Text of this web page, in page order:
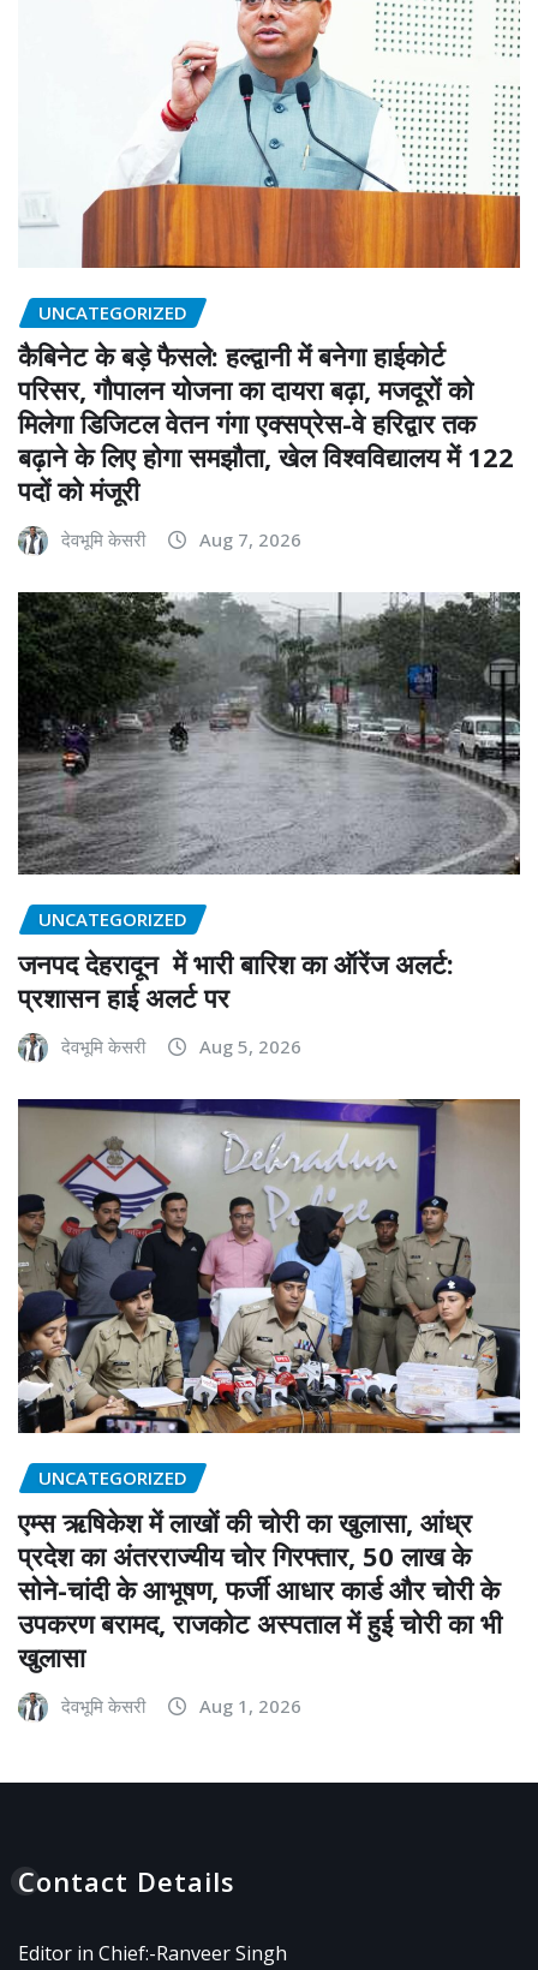
UNCATEGORIZED
कैबिनेट के बड़े फैसले: हल्द्वानी में बनेगा हाईकोर्ट
परिसर, गौपालन योजना का दायरा बढ़ा, मजदूरों को
मिलेगा डिजिटल वेतन गंगा एक्सप्रेस-वे हरिद्वार तक
बढ़ाने के लिए होगा समझौता, खेल विश्वविद्यालय में 122
पदों को मंजूरी
देवभूमि केसरी Aug 7, 2026
UNCATEGORIZED
जनपद देहरादून में भारी बारिश का ऑरेंज अलर्ट:
प्रशासन हाई अलर्ट पर
देवभूमि केसरी Aug 5, 2026
UNCATEGORIZED
एम्स ऋषिकेश में लाखों की चोरी का खुलासा, आंध्र
प्रदेश का अंतरराज्यीय चोर गिरफ्तार, 50 लाख के
सोने-चांदी के आभूषण, फर्जी आधार कार्ड और चोरी के
उपकरण बरामद, राजकोट अस्पताल में हुई चोरी का भी
खुलासा
देवभूमि केसरी Aug 1, 2026
Contact Details
Editor in Chief:-Ranveer Singh